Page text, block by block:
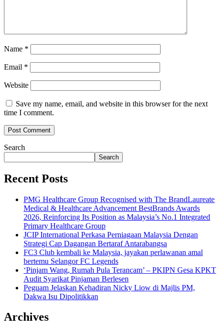
Name *
Email *
Website
Save my name, email, and website in this browser for the next
time I comment.
Search
Search
Recent Posts
PMG Healthcare Group Recognised with The BrandLaureate
Medical & Healthcare Advancement BestBrands Awards
2026, Reinforcing Its Position as Malaysia’s No.1 Integrated
Primary Healthcare Group
JCIP International Perkasa Perniagaan Malaysia Dengan
Strategi Cap Dagangan Bertaraf Antarabangsa
FC3 Club kembali ke Malaysia, jayakan perlawanan amal
bertemu Selangor FC Legends
‘Pinjam Wang, Rumah Pula Terancam’ – PKIPN Gesa KPKT
Audit Syarikat Pinjaman Berlesen
Peguam Jelaskan Kehadiran Nicky Liow di Majlis PM,
Dakwa Isu Dipolitikkan
Archives